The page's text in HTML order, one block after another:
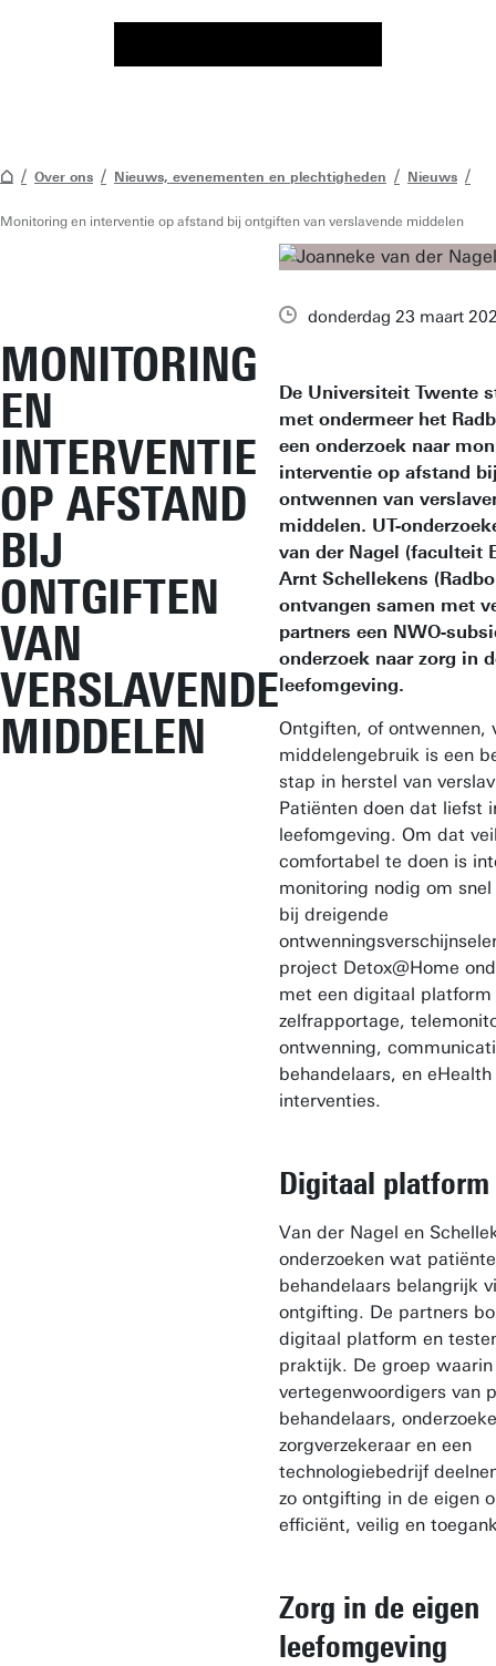
Over ons Nieuws, evenementen en plechtigheden Nieuws
Monitoring en interventie op afstand bij ontgiften van verslavende middelen
MONITORING
EN
INTERVENTIE
OP AFSTAND
BIJ
ONTGIFTEN
VAN
VERSLAVENDE
MIDDELEN
donderdag 23 maart
De Universiteit Twente
met ondermeer het
een onderzoek naar
interventie op afstand
ontwennen van
middelen. UT-
van der Nagel (faculteit
Arnt Schellekens
ontvangen samen met
partners een NWO-
onderzoek naar zorg in
leefomgeving.
Ontgiften, of ontwennen,
middelengebruik is een
stap in herstel van
Patiënten doen dat liefst
leefomgeving. Om dat
comfortabel te doen is
monitoring nodig om
bij dreigende
project Detox@Home
met een digitaal platform
zelfrapportage,
ontwenning,
behandelaars, en eHealth
interventies.
Digitaal platform
Van der Nagel en
onderzoeken wat
behandelaars belangrijk
ontgifting. De partners
digitaal platform en
praktijk. De groep waarin
vertegenwoordigers van
behandelaars,
zorgverzekeraar en een
technologiebedrijf
zo ontgifting in de eigen
efficiënt, veilig en
Zorg in de eigen
leefomgeving